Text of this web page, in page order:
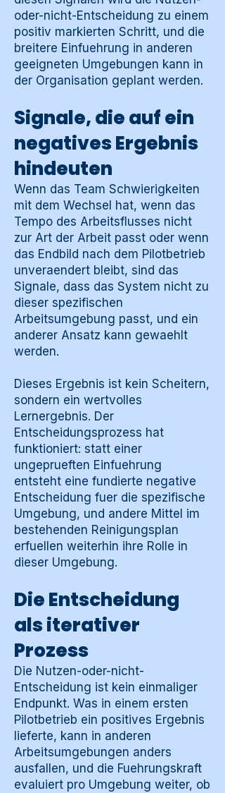
oder-nicht-Entscheidung zu einem
positiv markierten Schritt, und die
breitere Einfuehrung in anderen
geeigneten Umgebungen kann in
der Organisation geplant werden.
Signale, die auf ein
negatives Ergebnis
hindeuten
Wenn das Team Schwierigkeiten
mit dem Wechsel hat, wenn das
Tempo des Arbeitsflusses nicht
zur Art der Arbeit passt oder wenn
das Endbild nach dem Pilotbetrieb
unveraendert bleibt, sind das
Signale, dass das System nicht zu
dieser spezifischen
Arbeitsumgebung passt, und ein
anderer Ansatz kann gewaehlt
werden.
Dieses Ergebnis ist kein Scheitern,
sondern ein wertvolles
Lernergebnis. Der
Entscheidungsprozess hat
funktioniert: statt einer
ungeprueften Einfuehrung
entsteht eine fundierte negative
Entscheidung fuer die spezifische
Umgebung, und andere Mittel im
bestehenden Reinigungsplan
erfuellen weiterhin ihre Rolle in
dieser Umgebung.
Die Entscheidung
als iterativer
Prozess
Die Nutzen-oder-nicht-
Entscheidung ist kein einmaliger
Endpunkt. Was in einem ersten
Pilotbetrieb ein positives Ergebnis
lieferte, kann in anderen
Arbeitsumgebungen anders
ausfallen, und die Fuehrungskraft
evaluiert pro Umgebung weiter, ob